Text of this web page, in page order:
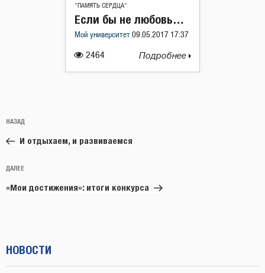
"ПАМЯТЬ СЕРДЦА"
2464
Если бы не любовь…
Мой университет 09.05.2017 17:37
Подробнее
по
записям
Предыдущая
запись:
НАЗАД
И отдыхаем, и развиваемся
Следующая
запись
ДАЛЕЕ
«Мои достижения»: итоги конкурса
НОВОСТИ